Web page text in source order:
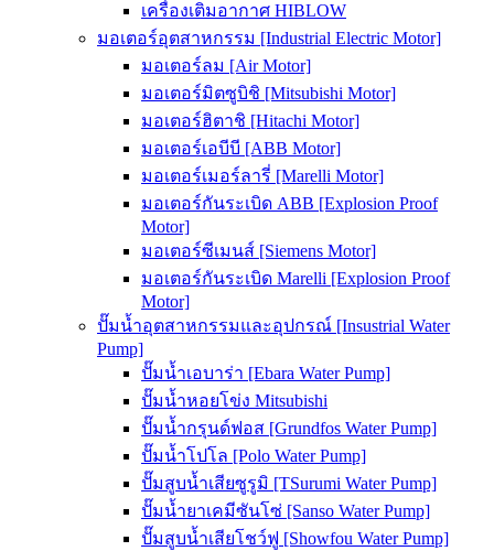
เครื่องเติมอากาศ HIBLOW
มอเตอร์อุตสาหกรรม [Industrial Electric Motor]
มอเตอร์ลม [Air Motor]
มอเตอร์มิตซูบิชิ [Mitsubishi Motor]
มอเตอร์ฮิตาชิ [Hitachi Motor]
มอเตอร์เอบีบี [ABB Motor]
มอเตอร์เมอร์ลารี่ [Marelli Motor]
มอเตอร์กันระเบิด ABB [Explosion Proof
Motor]
มอเตอร์ซีเมนส์ [Siemens Motor]
มอเตอร์กันระเบิด Marelli [Explosion Proof
Motor]
ปั๊มน้ำอุตสาหกรรมและอุปกรณ์ [Insustrial Water
Pump]
ปั๊มน้ำเอบาร่า [Ebara Water Pump]
ปั๊มน้ำหอยโข่ง Mitsubishi
ปั๊มน้ำกรุนด์ฟอส [Grundfos Water Pump]
ปั๊มน้ำโปโล [Polo Water Pump]
ปั๊มสูบน้ำเสียซูรูมิ [TSurumi Water Pump]
ปั๊มน้ำยาเคมีซันโซ่ [Sanso Water Pump]
ปั๊มสูบน้ำเสียโชว์ฟู [Showfou Water Pump]